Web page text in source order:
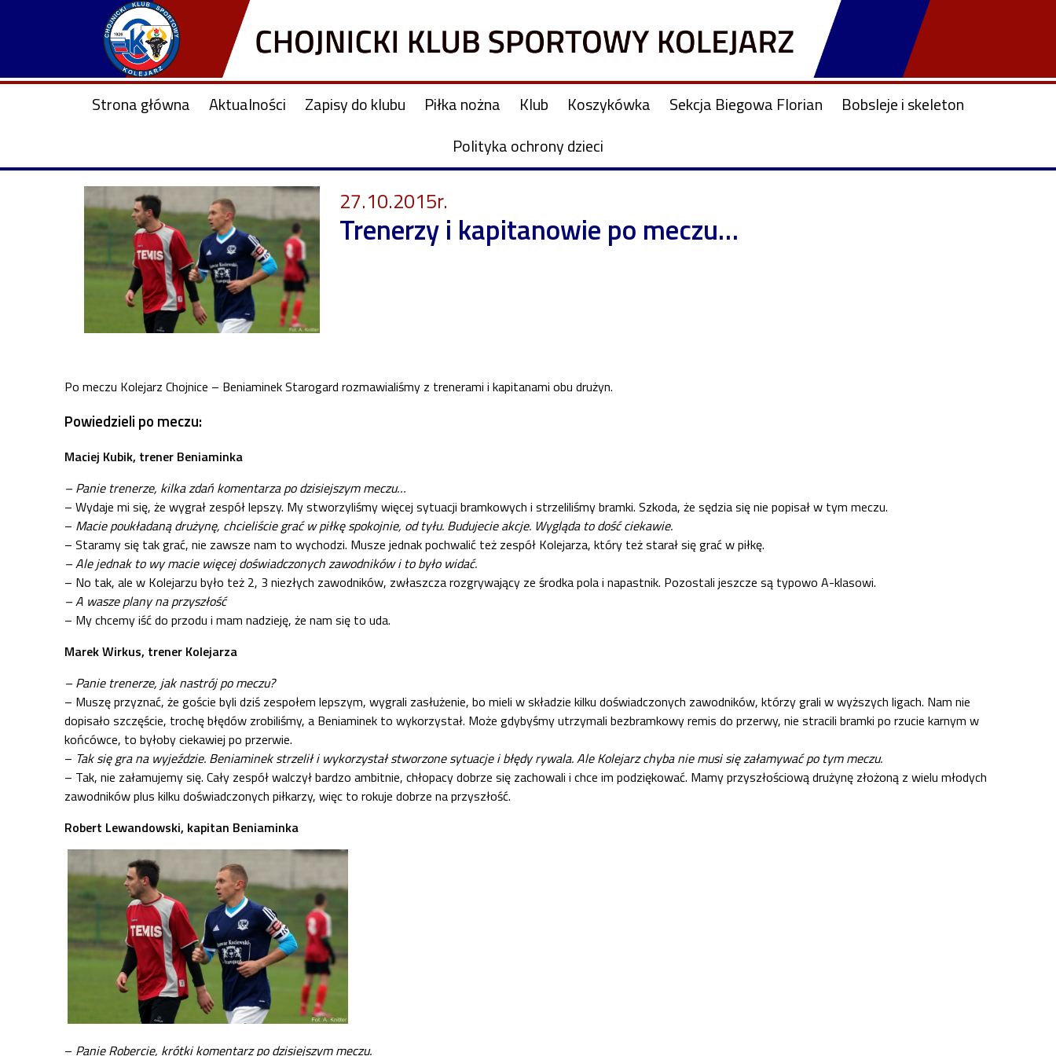
Strona główna Aktualności Zapisy do klubu Piłka nożna Klub Koszykówka Sekcja Biegowa Florian
Bobsleje i skeleton
Polityka ochrony dzieci
27.10.2015r.
Trenerzy i kapitanowie po meczu…
Po meczu Kolejarz Chojnice – Beniaminek Starogard rozmawialiśmy z trenerami i kapitanami obu drużyn.
Powiedzieli po meczu:
Maciej Kubik, trener Beniaminka
– Panie trenerze, kilka zdań komentarza po dzisiejszym meczu…
– Wydaje mi się, że wygrał zespół lepszy. My stworzyliśmy więcej sytuacji bramkowych i strzeliliśmy bramki. Szkoda, że sędzia się nie popisał w tym meczu.
– Macie poukładaną drużynę, chcieliście grać w piłkę spokojnie, od tyłu. Budujecie akcje. Wygląda to dość ciekawie.
– Staramy się tak grać, nie zawsze nam to wychodzi. Musze jednak pochwalić też zespół Kolejarza, który też starał się grać w piłkę.
– Ale jednak to wy macie więcej doświadczonych zawodników i to było widać.
– No tak, ale w Kolejarzu było też 2, 3 niezłych zawodników, zwłaszcza rozgrywający ze środka pola i napastnik. Pozostali jeszcze są typowo A-klasowi.
– A wasze plany na przyszłość
– My chcemy iść do przodu i mam nadzieję, że nam się to uda.
Marek Wirkus, trener Kolejarza
– Panie trenerze, jak nastrój po meczu?
– Muszę przyznać, że goście byli dziś zespołem lepszym, wygrali zasłużenie, bo mieli w składzie kilku doświadczonych zawodników, którzy grali w wyższych ligach. Nam nie
dopisało szczęście, trochę błędów zrobiliśmy, a Beniaminek to wykorzystał. Może gdybyśmy utrzymali bezbramkowy remis do przerwy, nie stracili bramki po rzucie karnym w
końcówce, to byłoby ciekawiej po przerwie.
– Tak się gra na wyjeździe. Beniaminek strzelił i wykorzystał stworzone sytuacje i błędy rywala. Ale Kolejarz chyba nie musi się załamywać po tym meczu.
– Tak, nie załamujemy się. Cały zespół walczył bardzo ambitnie, chłopacy dobrze się zachowali i chce im podziękować. Mamy przyszłościową drużynę złożoną z wielu młodych
zawodników plus kilku doświadczonych piłkarzy, więc to rokuje dobrze na przyszłość.
Robert Lewandowski, kapitan Beniaminka
– Panie Robercie, krótki komentarz po dzisiejszym meczu.